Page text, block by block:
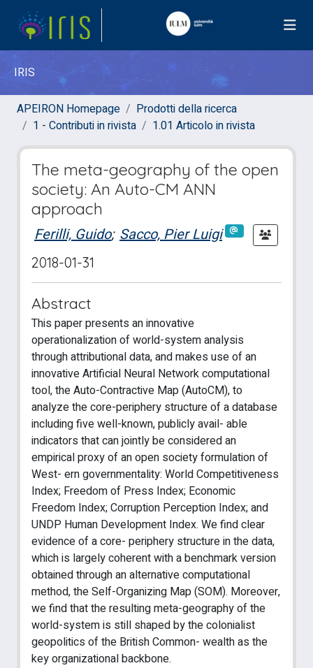
IRIS
APEIRON Homepage
Prodotti della ricerca
1 - Contributi in rivista
1.01 Articolo in rivista
The meta-geography of the open
society: An Auto-CM ANN
approach
Ferilli, Guido; Sacco, Pier Luigi
2018-01-31
Abstract
This paper presents an innovative
operationalization of world-system analysis
through attributional data, and makes use of an
innovative Artificial Neural Network computational
tool, the Auto-Contractive Map (AutoCM), to
analyze the core-periphery structure of a database
including five well-known, publicly avail- able
indicators that can jointly be considered an
empirical proxy of an open society formulation of
West- ern governmentality: World Competitiveness
Index; Freedom of Press Index; Economic
Freedom Index; Corruption Perception Index; and
UNDP Human Development Index. We find clear
evidence of a core- periphery structure in the data,
which is largely coherent with a benchmark version
obtained through an alternative computational
method, the Self-Organizing Map (SOM). Moreover,
we find that the resulting meta-geography of the
world-system is still shaped by the colonialist
geopolitics of the British Common- wealth as the
key organizational backbone.